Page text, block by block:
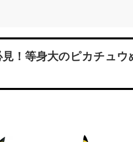
！等身大のピカチュ